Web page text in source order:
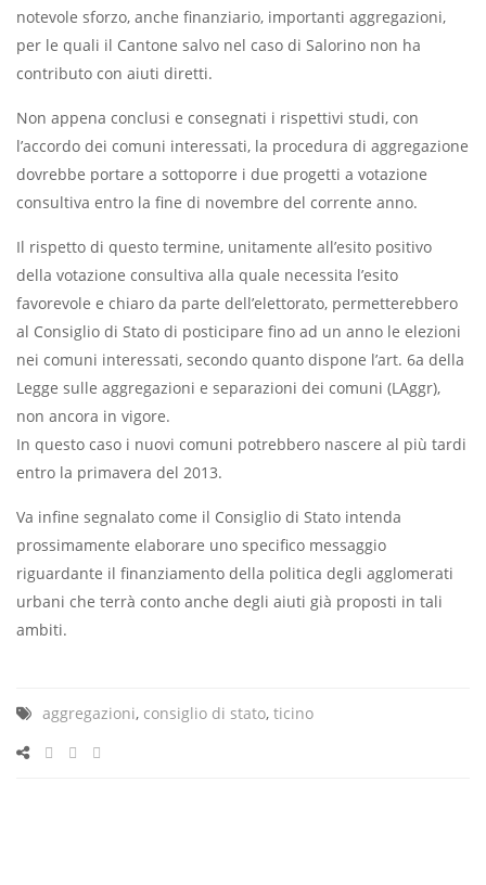
notevole sforzo, anche finanziario, importanti aggregazioni,
per le quali il Cantone salvo nel caso di Salorino non ha
contributo con aiuti diretti.
Non appena conclusi e consegnati i rispettivi studi, con
l’accordo dei comuni interessati, la procedura di aggregazione
dovrebbe portare a sottoporre i due progetti a votazione
consultiva entro la fine di novembre del corrente anno.
Il rispetto di questo termine, unitamente all’esito positivo
della votazione consultiva alla quale necessita l’esito
favorevole e chiaro da parte dell’elettorato, permetterebbero
al Consiglio di Stato di posticipare fino ad un anno le elezioni
nei comuni interessati, secondo quanto dispone l’art. 6a della
Legge sulle aggregazioni e separazioni dei comuni (LAggr),
non ancora in vigore.
In questo caso i nuovi comuni potrebbero nascere al più tardi
entro la primavera del 2013.
Va infine segnalato come il Consiglio di Stato intenda
prossimamente elaborare uno specifico messaggio
riguardante il finanziamento della politica degli agglomerati
urbani che terrà conto anche degli aiuti già proposti in tali
ambiti.
aggregazioni, consiglio di stato, ticino